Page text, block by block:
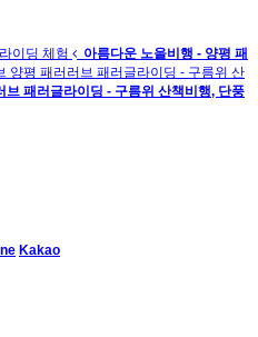
이딩 체험
아름다운 노을비행 - 양평 패
양평 패러러브 패러글라이딩 - 구름위 산
브 패러글라이딩 - 구름위 산책비행, 단풍
Kakao